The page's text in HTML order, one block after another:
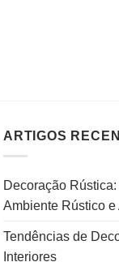
ARTIGOS
Decoração
Ambiente Rústico e
Tendências de
Interiores